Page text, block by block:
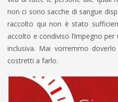
non ci sono sacche di sangue
raccolto qui non è stato
accolto e condiviso l’impegno
inclusiva. Mai vorremmo
costretti a farlo.